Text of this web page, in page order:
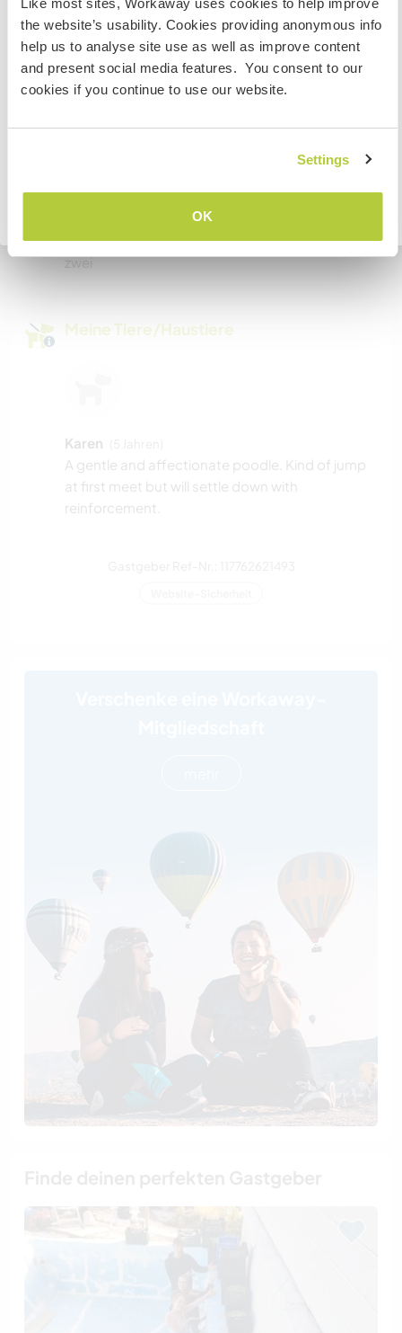
Like most sites, Workaway uses cookies to help improve
the website’s usability. Cookies providing anonymous info
help us to analyse site use as well as improve content
and present social media features. You consent to our
cookies if you continue to use our website.
Settings
OK
Kann Digital Nomads
unterbringen
Kapazität - wie viele
Workawayer maximal
zwei
Meine Tiere/Haustiere
Karen
A gentle and affectionate poodle. Kind of jump
at first meet but will settle down with
reinforcement.
If you are NOT from Canada and planning to visit to
volunteer, work or study you will need the correct visa.
To find out more information you need to contact the
embassy in your home country before travelling.
Zurück zur vollständigen Gastgeberliste